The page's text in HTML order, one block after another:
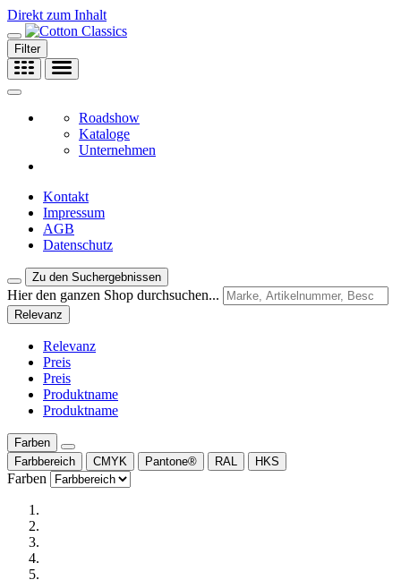
Direkt zum Inhalt
Filter
Roadshow
Kataloge
Unternehmen
Kontakt
Impressum
AGB
Datenschutz
Zu den Suchergebnissen
Hier den ganzen Shop durchsuchen...
Relevanz
Relevanz
Preis
Preis
Produktname
Produktname
Farben
Farbbereich
CMYK Pantone® RAL HKS
Farben